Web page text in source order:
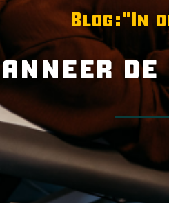
Blog:"In